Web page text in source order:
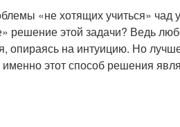
«не хотящих учиться» чад
решение этой задачи? Ведь
опираясь на интуицию. Но лучше
этот способ решения